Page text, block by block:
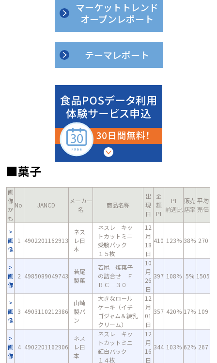
マーケットトレンド
オープンレポート
テーマレポート
■菓子
画
像
か
も
No. JANCD
メーカー
名
商品名称
出
現
日
金
額
PI
PI
前週比
販売
店率
平均
売価
画
像
1 4902201162913
ネス
レ日
本
ネスレ キッ
トカットミニ
受験パック
１５枚
12
月
18
日
410 123% 38% 270
画
像
2 4985089049743
若尾
製菓
若尾 焼菓子
の詰合せ Ｆ
ＲＣ－３０
10
月
26
日
397 108% 5% 1505
画
像
3 4903110212386
山崎
製パ
ン
大きなロ－ル
ケ－キ（イチ
ゴジャム＆練乳
クリーム）
12
月
01
日
357 420% 17% 109
画
像
4 4902201162906
ネス
レ日
本
ネスレ キッ
トカットミニ
紅白パック
１４枚
12
月
16
日
344 103% 62% 267